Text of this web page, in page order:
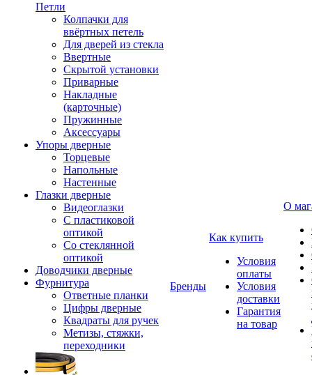
Петли
Колпачки для
ввёртных петель
Для дверей из стекла
Ввертные
Скрытой установки
Приварные
Накладные
(карточные)
Пружинные
Аксессуары
Упоры дверные
Торцевые
Напольные
Настенные
Глазки дверные
Видеоглазки
С пластиковой
оптикой
Со стеклянной
оптикой
Доводчики дверные
Фурнитура
Ответные планки
Цифры дверные
Квадраты для ручек
Метизы, стяжки,
переходники
Бренды
Как купить
Условия
оплаты
Условия
доставки
Гарантия
на товар
О